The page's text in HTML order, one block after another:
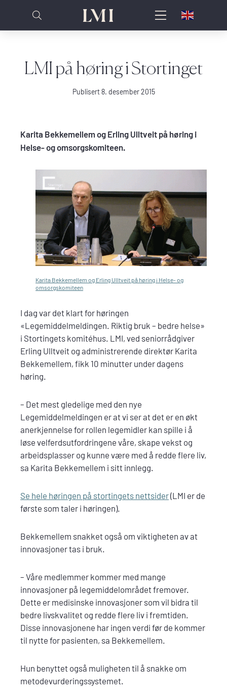
LMI på høring i Stortinget
Publisert 8. desember 2015
Karita Bekkemellem og Erling Ulltveit på høring i
Helse- og omsorgskomiteen.
Karita Bekkemellem og Erling Ulltveit på høring i Helse- og
omsorgskomiteen
I dag var det klart for høringen
«Legemiddelmeldingen. Riktig bruk – bedre helse»
i Stortingets komitéhus. LMI, ved seniorrådgiver
Erling Ulltveit og administrerende direktør Karita
Bekkemellem, fikk 10 minutter under dagens
høring.
– Det mest gledelige med den nye
Legemiddelmeldingen er at vi ser at det er en økt
anerkjennelse for rollen legemidler kan spille i å
løse velferdsutfordringene våre, skape vekst og
arbeidsplasser og kunne være med å redde flere liv,
sa Karita Bekkemellem i sitt innlegg.
Se hele høringen på stortingets nettsider(LMI er de
første som taler i høringen).
Bekkemellem snakket også om viktigheten av at
innovasjoner tas i bruk.
– Våre medlemmer kommer med mange
innovasjoner på legemiddelområdet fremover.
Dette er medisinske innovasjoner som vil bidra til
bedre livskvalitet og redde flere liv i fremtiden.
Disse innovasjonene har ingen verdi før de kommer
til nytte for pasienten, sa Bekkemellem.
Hun benyttet også muligheten til å snakke om
metodevurderingssystemet.